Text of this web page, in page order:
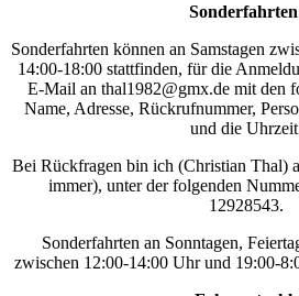
Sonderfahrten können an Samstagen
14:00-18:00 stattfinden, für die
E-Mail an thal1982@gmx.de mit den
Name, Adresse, Rückrufnummer,
und die
Bei Rückfragen bin ich (Christian Thal)
immer), unter der folgenden
12928543.
Sonderfahrten an Sonntagen,
zwischen 12:00-14:00 Uhr und 19:00-